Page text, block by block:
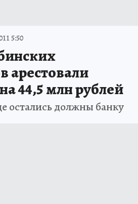
5:50
арестовали
44,5 млн рублей
остались должны банку